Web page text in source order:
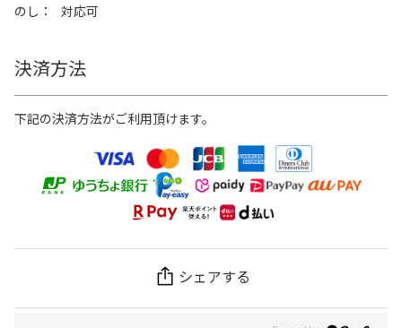
のし
対応可
決済方法
下記の決済方法がご利用頂けます。
シェアする